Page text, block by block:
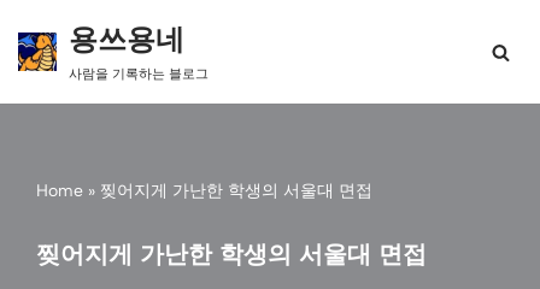
콘
용쓰용네
사람을 기록하는 블로그
Home » 찢어지게 가난한 학생의 서울대 면접
찢어지게 가난한 학생의 서울대 면접